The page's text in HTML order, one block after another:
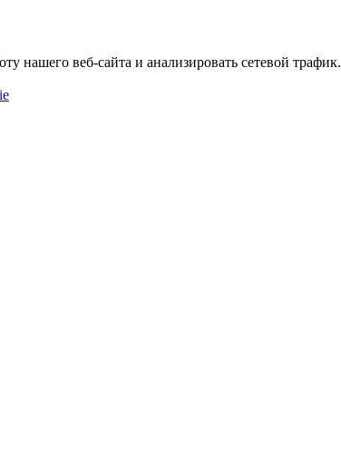
нашего веб-сайта и анализировать сетевой трафик.